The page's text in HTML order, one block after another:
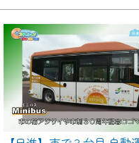
き、
が必要となります。
用頂くためのIDです。